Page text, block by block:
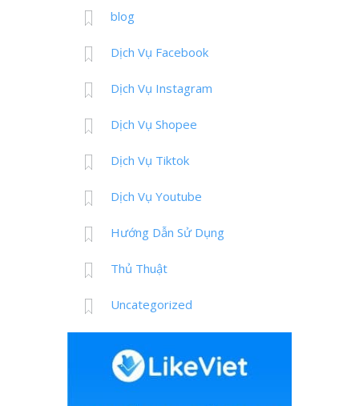
blog
Dịch Vụ Facebook
Dịch Vụ Instagram
Dịch Vụ Shopee
Dịch Vụ Tiktok
Dịch Vụ Youtube
Hướng Dẫn Sử Dụng
Thủ Thuật
Uncategorized